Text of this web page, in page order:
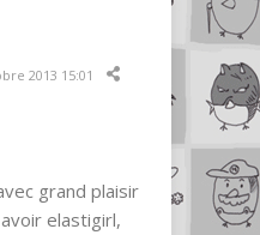
2013 15:01
grand plaisir
elastigirl,